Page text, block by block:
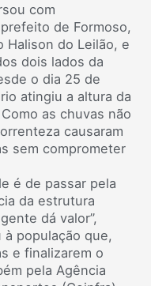
com
de Formoso,
Halison do Leilão, e
dois lados da
o dia 25 de
atingiu a altura da
as chuvas não
causaram
sem comprometer
é de passar pela
da estrutura
dá valor”,
à população que,
e finalizarem o
pela Agência